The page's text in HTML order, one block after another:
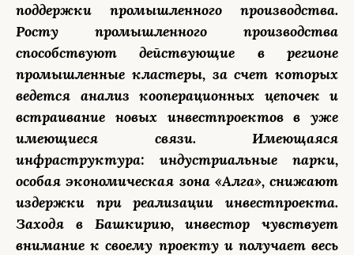
поддержки промышленного производства.
Росту промышленного производства
способствуют действующие в регионе
промышленные кластеры, за счет которых
ведется анализ кооперационных цепочек и
встраивание новых инвестпроектов в уже
имеющиеся связи. Имеющаяся
инфраструктура: индустриальные парки,
особая экономическая зона «Алга», снижают
издержки при реализации инвестпроекта.
Заходя в Башкирию, инвестор чувствует
внимание к своему проекту и получает весь